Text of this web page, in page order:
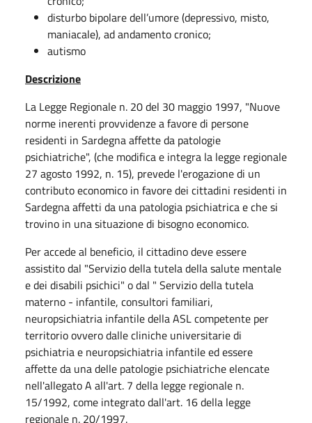
disturbo bipolare dell’umore (depressivo, misto,
maniacale), ad andamento cronico;
autismo
Descrizione
La Legge Regionale n. 20 del 30 maggio 1997, "Nuove
norme inerenti provvidenze a favore di persone
residenti in Sardegna affette da patologie
psichiatriche", (che modifica e integra la legge regionale
27 agosto 1992, n. 15), prevede l'erogazione di un
contributo economico in favore dei cittadini residenti in
Sardegna affetti da una patologia psichiatrica e che si
trovino in una situazione di bisogno economico.
Per accede al beneficio, il cittadino deve essere
assistito dal "Servizio della tutela della salute mentale
e dei disabili psichici" o dal " Servizio della tutela
materno - infantile, consultori familiari,
neuropsichiatria infantile della ASL competente per
territorio ovvero dalle cliniche universitarie di
psichiatria e neuropsichiatria infantile ed essere
affette da una delle patologie psichiatriche elencate
nell'allegato A all'art. 7 della legge regionale n.
15/1992, come integrato dall'art. 16 della legge
regionale n. 20/1997.